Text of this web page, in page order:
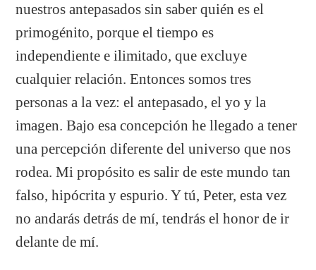
nuestros antepasados sin saber quién es el
primogénito, porque el tiempo es
independiente e ilimitado, que excluye
cualquier relación. Entonces somos tres
personas a la vez: el antepasado, el yo y la
imagen. Bajo esa concepción he llegado a tener
una percepción diferente del universo que nos
rodea. Mi propósito es salir de este mundo tan
falso, hipócrita y espurio. Y tú, Peter, esta vez
no andarás detrás de mí, tendrás el honor de ir
delante de mí.